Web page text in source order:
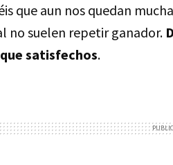
que aun nos quedan
no suelen repetir ganador.
satisfechos.